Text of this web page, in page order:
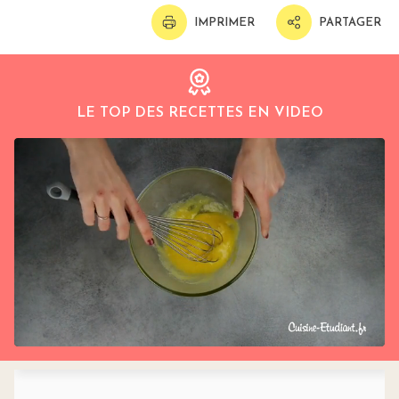
IMPRIMER PARTAGER
LE TOP DES RECETTES EN VIDEO